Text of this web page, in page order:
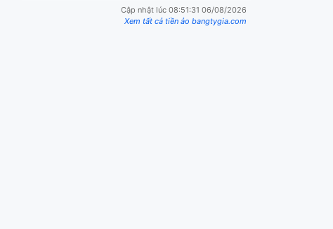
Cập nhật lúc 08:51:31 06/08/2026
Xem tất cả tiền ảo bangtygia.com